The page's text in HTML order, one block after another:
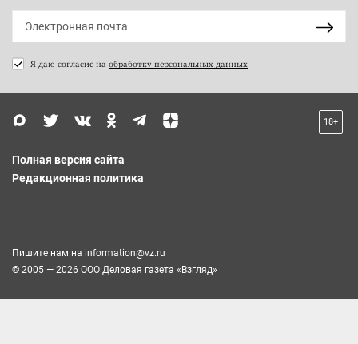
Я даю согласие на обработку персональных данных
18+
Полная версия сайта
Редакционная политика
Пишите нам на information@vz.ru
© 2005 — 2026 ООО Деловая газета «Взгляд»